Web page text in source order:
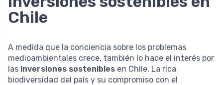
Chile
A medida que la conciencia sobre los problemas
medioambientales crece, también lo hace el interés por
las inversiones sostenibles en Chile. La rica
biodiversidad del país y su compromiso con el